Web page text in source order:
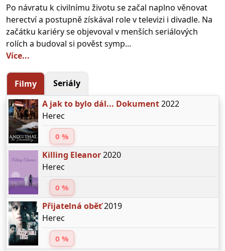
Po návratu k civilnímu životu se začal naplno věnovat
herectví a postupně získával role v televizi i divadle. Na
začátku kariéry se objevoval v menších seriálových
rolích a budoval si pověst symp...
Více...
Filmy
Seriály
A jak to bylo dál... Dokument2022
Herec
0 %
Killing Eleanor2020
Herec
0 %
Přijatelná oběť2019
Herec
0 %